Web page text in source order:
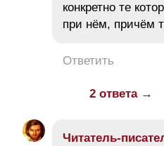
конкретно те
при нём, причём
Ответить
2 ответа →
Читатель-